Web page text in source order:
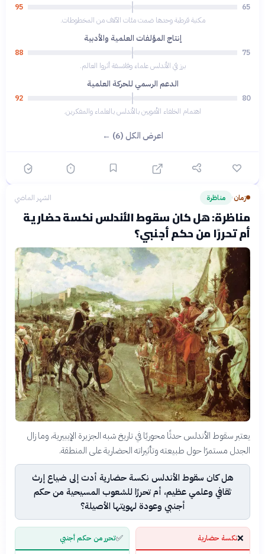
65
95
مكتبة قرطبة وحدها ضمت مئات الآلاف من المخطوطات.
إنتاج المؤلفات العلمية والأدبية
75
88
برز في الأندلس علماء وفلاسفة أثروا العالم.
الدعم الرسمي للحركة العلمية
80
92
اهتمام الخلفاء الأمويين بالأندلس بالعلماء والمفكرين.
اعرض الكل (6) ←
زمان› مناظرة الشهر الماضي
مناظرة: هل كان سقوط الأندلس نكسة حضارية
أم تحررًا من حكم أجنبي؟
يعتبر سقوط الأندلس حدثًا محوريًا في تاريخ شبه الجزيرة الإيبيرية، وما زال
الجدل مستمرًا حول طبيعته وتأثيراته الحضارية على المنطقة.
هل كان سقوط الأندلس نكسة حضارية أدت إلى ضياع إرث
ثقافي وعلمي عظيم، أم تحررًا للشعوب المسيحية من حكم
أجنبي وعودة لهويتها الأصيلة؟
❌نكسة حضارية ✅تحرر من حكم أجنبي